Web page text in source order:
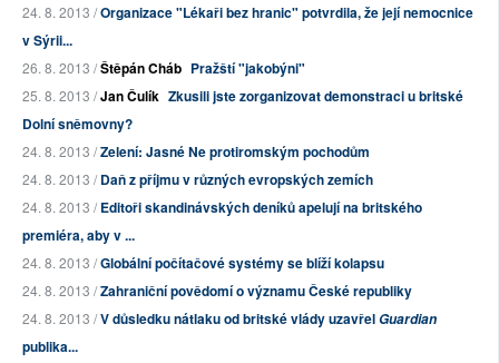
24. 8. 2013 /Organizace "Lékaři bez hranic" potvrdila, že její nemocnice
v Sýrii...
26. 8. 2013 /Štěpán Cháb Pražští "jakobýni"
25. 8. 2013 /Jan Čulík Zkusili jste zorganizovat demonstraci u britské
Dolní sněmovny?
24. 8. 2013 /Zelení: Jasné Ne protiromským pochodům
24. 8. 2013 /Daň z příjmu v různých evropských zemích
24. 8. 2013 /Editoři skandinávských deníků apelují na britského
premiéra, aby v ...
24. 8. 2013 /Globální počítačové systémy se blíží kolapsu
24. 8. 2013 /Zahraniční povědomí o významu České republiky
24. 8. 2013 /V důsledku nátlaku od britské vlády uzavřelGuardian
publika...